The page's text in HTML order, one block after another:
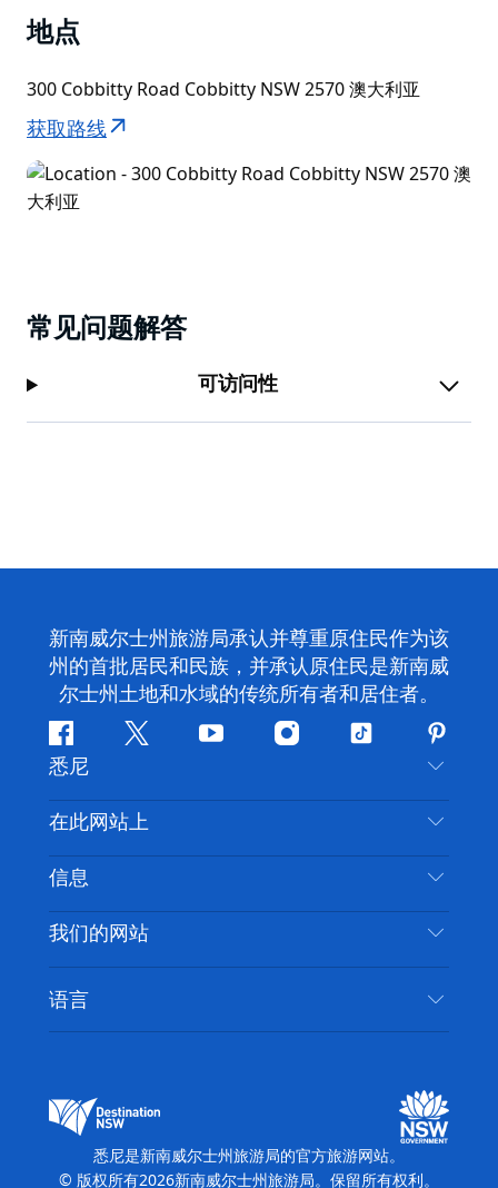
地点
300 Cobbitty Road Cobbitty NSW 2570 澳大利亚
获取路线
常见问题解答
可访问性
新南威尔士州旅游局承认并尊重原住民作为该
州的首批居民和民族，并承认原住民是新南威
尔士州土地和水域的传统所有者和居住者。
Facebook叽
喳
喳
YouTubeInstagram
抖
悉尼
联系我们
免责声明
隐私
Cookie 通知
在此网站上
目的地
推荐活动
新南威尔士州公路旅行
活动
住宿
信息
旅行信息
无障碍悉尼
列出您的业务
我们的网站
新南威尔士州旅游局媒体中心
缤纷悉尼灯光音乐节
语言
悉尼是新南威尔士州旅游局的官方旅游网站。
© 版权所有2026新南威尔士州旅游局。保留所有权利。